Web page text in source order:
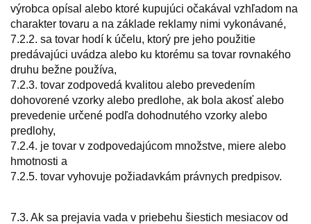
výrobca opísal alebo ktoré kupujúci očakával vzhľadom na
charakter tovaru a na základe reklamy nimi vykonávané,
7.2.2. sa tovar hodí k účelu, ktorý pre jeho použitie
predávajúci uvádza alebo ku ktorému sa tovar rovnakého
druhu bežne používa,
7.2.3. tovar zodpovedá kvalitou alebo prevedením
dohovorené vzorky alebo predlohe, ak bola akosť alebo
prevedenie určené podľa dohodnutého vzorky alebo
predlohy,
7.2.4. je tovar v zodpovedajúcom množstve, miere alebo
hmotnosti a
7.2.5. tovar vyhovuje požiadavkám právnych predpisov.
7.3. Ak sa prejavia vada v priebehu šiestich mesiacov od